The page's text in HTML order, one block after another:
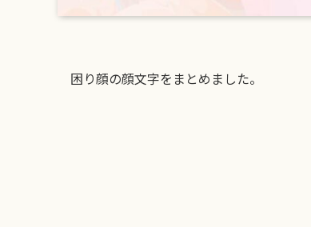
困り顔の顔文字をまとめました。